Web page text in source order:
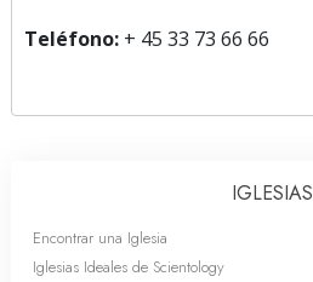
Teléfono: + 45 33 73 66 66
IGLESIAS
Encontrar una Iglesia
Iglesias Ideales de Scientology